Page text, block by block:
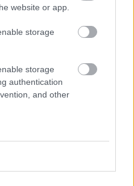
website or app.
storage
storage
authentication
and other